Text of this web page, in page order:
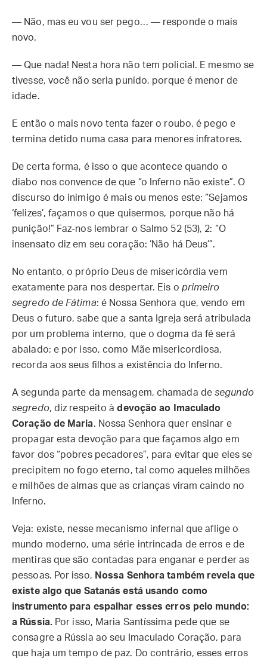
— Não, mas eu vou ser pego… — responde o mais
novo.
— Que nada! Nesta hora não tem policial. E mesmo se
tivesse, você não seria punido, porque é menor de
idade.
E então o mais novo tenta fazer o roubo, é pego e
termina detido numa casa para menores infratores.
De certa forma, é isso o que acontece quando o
diabo nos convence de que “o Inferno não existe”. O
discurso do inimigo é mais ou menos este: “Sejamos
‘felizes’, façamos o que quisermos, porque não há
punição!” Faz-nos lembrar o Salmo 52 (53), 2: “O
insensato diz em seu coração: ‘Não há Deus’”.
No entanto, o próprio Deus de misericórdia vem
exatamente para nos despertar. Eis o primeiro
segredo de Fátima: é Nossa Senhora que, vendo em
Deus o futuro, sabe que a santa Igreja será atribulada
por um problema interno, que o dogma da fé será
abalado; e por isso, como Mãe misericordiosa,
recorda aos seus filhos a existência do Inferno.
A segunda parte da mensagem, chamada de segundo
segredo, diz respeito àdevoção ao Imaculado
Coração de Maria. Nossa Senhora quer ensinar e
propagar esta devoção para que façamos algo em
favor dos “pobres pecadores”, para evitar que eles se
precipitem no fogo eterno, tal como aqueles milhões
e milhões de almas que as crianças viram caindo no
Inferno.
Veja: existe, nesse mecanismo infernal que aflige o
mundo moderno, uma série intrincada de erros e de
mentiras que são contadas para enganar e perder as
pessoas. Por isso, Nossa Senhora também revela que
existe algo que Satanás está usando como
instrumento para espalhar esses erros pelo mundo:
a Rússia.Por isso, Maria Santíssima pede que se
consagre a Rússia ao seu Imaculado Coração, para
que haja um tempo de paz. Do contrário, esses erros